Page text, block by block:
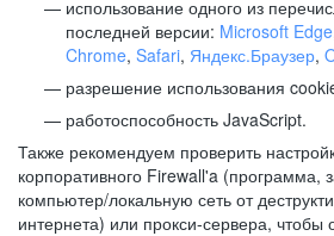
использование одного из
последней версии: Microsoft Edge
Chrome, Safari, Яндекс.Браузер,
разрешение использования
работоспособность JavaScript.
Также рекомендуем проверить
корпоративного Firewall'a
компьютер/локальную сеть от
интернета) или прокси-сервера, чтобы